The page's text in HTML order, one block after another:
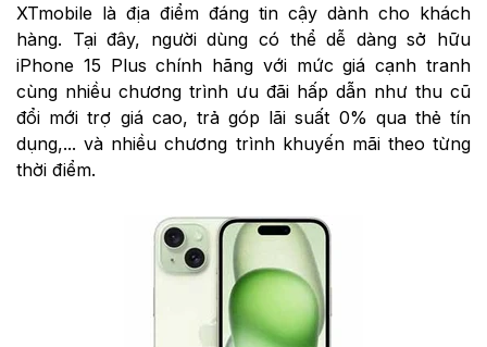
XTmobile là địa điểm đáng tin cậy dành cho khách
hàng. Tại đây, người dùng có thể dễ dàng sở hữu
iPhone 15 Plus chính hãng với mức giá cạnh tranh
cùng nhiều chương trình ưu đãi hấp dẫn như thu cũ
đổi mới trợ giá cao, trả góp lãi suất 0% qua thẻ tín
dụng,... và nhiều chương trình khuyến mãi theo từng
thời điểm.